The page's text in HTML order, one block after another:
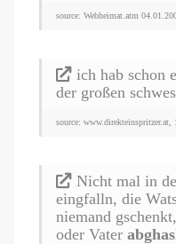
source: Webheimat.atm
ich hab schon
der großen
source: www.direkteinspritzer.at,
Nicht mal in
eingfalln, die
niemand
oder Vater